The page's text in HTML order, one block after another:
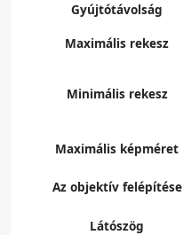
Gyújtótávolság
Maximális rekesz
Minimális rekesz
Maximális képméret
Az objektív felépítése
Látószög